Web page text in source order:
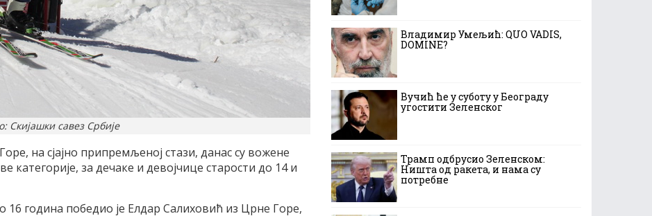
Скијашки савез Србије
на сјајно припремљеној стази, данас су вожене
категорије, за дечаке и девојчице старости до 14 и
16 година победио је Елдар Салиховић из Црне Горе,
Владимир Умељић: QUO VADIS,
DOMINE?
Вучић ће у суботу у Београду
угостити Зеленског
Трамп одбрусио Зеленском:
Ништа од ракета, и нама су
потребне